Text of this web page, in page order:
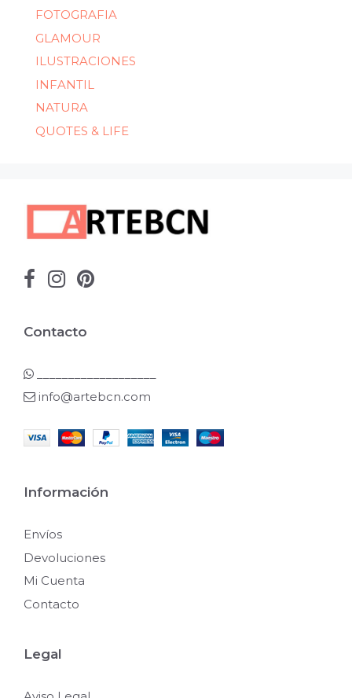
FOTOGRAFIA
GLAMOUR
ILUSTRACIONES
INFANTIL
NATURA
QUOTES & LIFE
Contacto
info@artebcn.com
Información
Envíos
Devoluciones
Mi Cuenta
Contacto
Legal